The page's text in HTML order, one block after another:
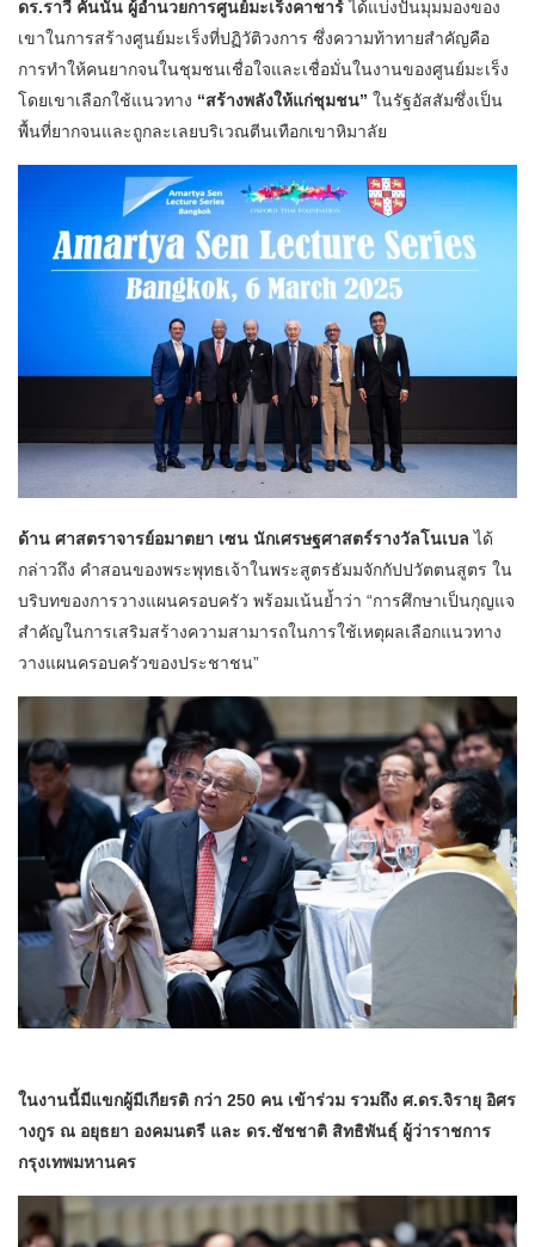
ดร.ราวี คันนัน ผู้อำนวยการศูนย์มะเร็งคาชาร์ได้แบ่งปันมุมมองของ
เขาในการสร้างศูนย์มะเร็งที่ปฏิวัติวงการ ซึ่งความท้าทายสำคัญคือ
การทำให้คนยากจนในชุมชนเชื่อใจและเชื่อมั่นในงานของศูนย์มะเร็ง
โดยเขาเลือกใช้แนวทาง “สร้างพลังให้แก่ชุมชน” ในรัฐอัสสัมซึ่งเป็น
พื้นที่ยากจนและถูกละเลยบริเวณตีนเทือกเขาหิมาลัย
ด้าน ศาสตราจารย์อมาตยา เซน นักเศรษฐศาสตร์รางวัลโนเบล ได้
กล่าวถึง คำสอนของพระพุทธเจ้าในพระสูตรธัมมจักกัปปวัตตนสูตร ใน
บริบทของการวางแผนครอบครัว พร้อมเน้นย้ำว่า “การศึกษาเป็นกุญแจ
สำคัญในการเสริมสร้างความสามารถในการใช้เหตุผลเลือกแนวทาง
วางแผนครอบครัวของประชาชน”
ในงานนี้มีแขกผู้มีเกียรติ กว่า 250 คน เข้าร่วม รวมถึง ศ.ดร.จิรายุ อิศร
างกูร ณ อยุธยา องคมนตรี และ ดร.ชัชชาติ สิทธิพันธุ์ ผู้ว่าราชการ
กรุงเทพมหานคร